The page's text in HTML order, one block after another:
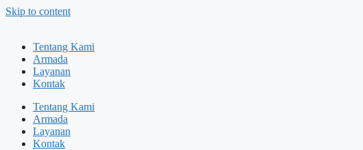
Skip to content
Tentang Kami
Armada
Layanan
Kontak
Tentang Kami
Armada
Layanan
Kontak